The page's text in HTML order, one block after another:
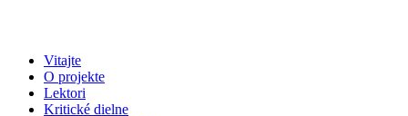
Vitajte
O projekte
Lektori
Kritické dielne